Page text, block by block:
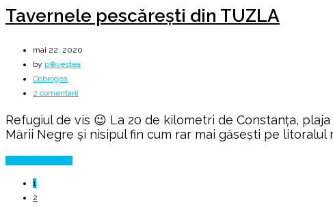
Tavernele pescărești din TUZLA
mai 22, 2020
by p⊕vestea
Dobrogea
2 comentarii
pescărești
din
Refugiul de vis 😉 La 20 de kilometri de Constanța,
Mării Negre şi nisipul fin cum rar mai găseşti pe
1
2